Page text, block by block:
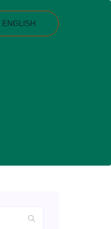
ENGLISH